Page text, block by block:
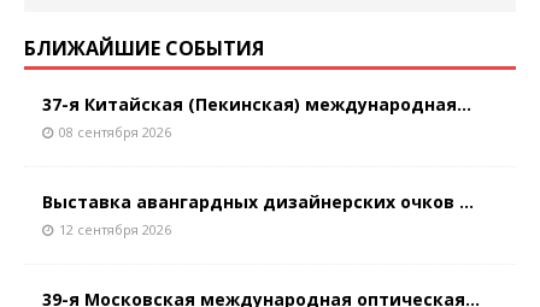
БЛИЖАЙШИЕ СОБЫТИЯ
37-я Китайская (Пекинская) международная...
08 сентября 2026
Выставка авангардных дизайнерских очков ...
12 сентября 2026
39-я Московская международная оптическая...